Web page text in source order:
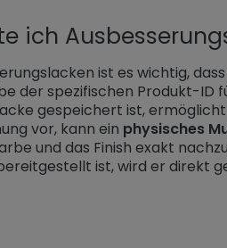
ich
ist es wichtig,
der spezifischen Produkt-ID
gespeichert ist,
vor, kann ein physisches
und das Finish exakt
ist, wird er direkt